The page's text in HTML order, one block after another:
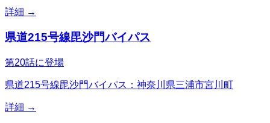
詳細 →
県道215号線毘沙門バイパス
第20話に登場
県道215号線毘沙門バイパス：神奈川県三浦市宮川町
詳細 →